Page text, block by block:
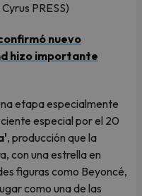
PRESS)
nuevo
hizo importante
etapa especialmente
especial por el 20
, producción que la
con una estrella en
figuras como Beyoncé,
como una de las